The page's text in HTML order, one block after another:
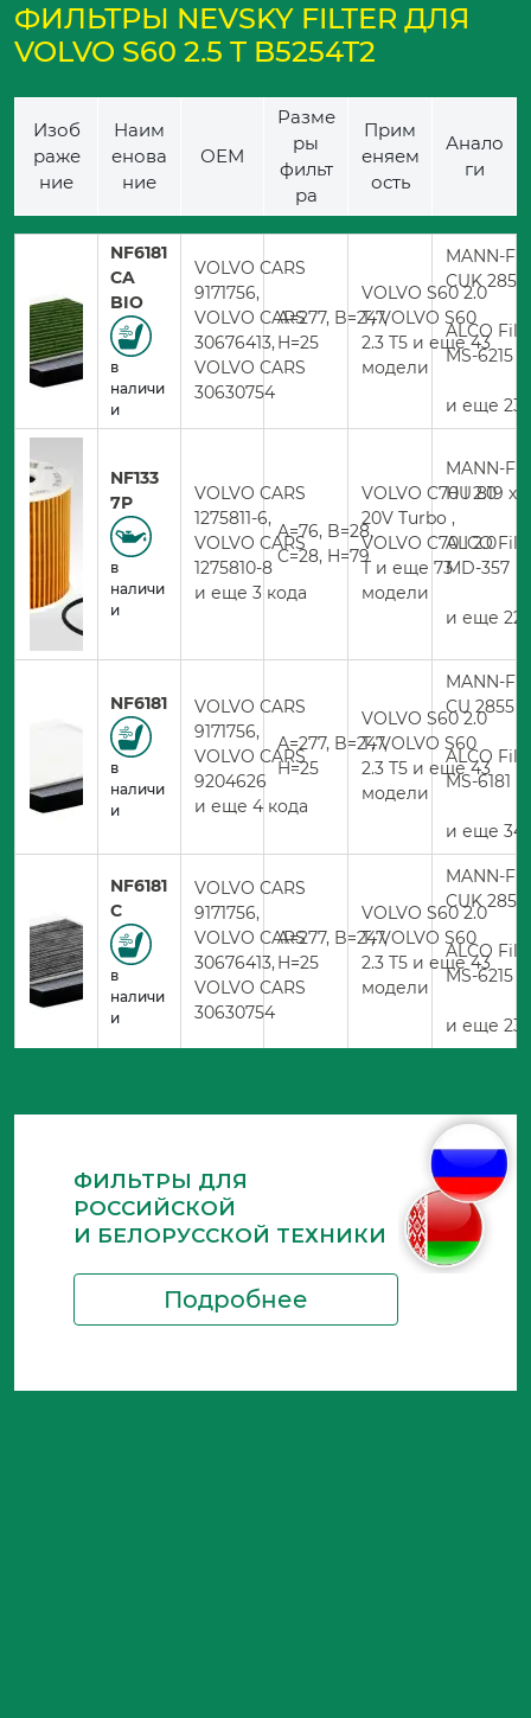
ФИЛЬТРЫ NEVSKY FILTER ДЛЯ
VOLVO S60 2.5 T B5254T2
Изоб
раже
ние
Наим
енова
ние
ОЕМ
Разме
ры
фильт
ра
Прим
еняем
ость
Анало
ги
NF6181
CA
BIO
в
наличи
и
VOLVO CARS
9171756,
VOLVO CARS
30676413,
VOLVO CARS
30630754
A=277, B=247,
H=25
VOLVO S60 2.0
T, VOLVO S60
2.3 T5 и еще 43
модели
MANN-
CUK 2855
ALCO
MS-6215
и еще 23
NF133
7P
в
наличи
и
VOLVO CARS
1275811-6,
VOLVO CARS
1275810-8
и еще 3 кода
A=76, B=28,
C=28, H=79
VOLVO C70 I 2.0
20V Turbo ,
VOLVO C70 I 2.0
T и еще 73
модели
MANN-
HU 819 x
ALCO
MD-357
и еще 22
NF6181
в
наличи
и
VOLVO CARS
9171756,
VOLVO CARS
9204626
и еще 4 кода
A=277, B=247,
H=25
VOLVO S60 2.0
T, VOLVO S60
2.3 T5 и еще 43
модели
MANN-
CU 2855
ALCO
MS-6181
и еще 34
NF6181
C
в
наличи
и
VOLVO CARS
9171756,
VOLVO CARS
30676413,
VOLVO CARS
30630754
A=277, B=247,
H=25
VOLVO S60 2.0
T, VOLVO S60
2.3 T5 и еще 43
модели
MANN-
CUK 2855
ALCO
MS-6215
и еще 23
ФИЛЬТРЫ ДЛЯ
РОССИЙСКОЙ
И БЕЛОРУССКОЙ ТЕХНИКИ
Подробнее